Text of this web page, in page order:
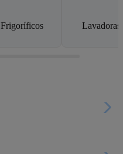
Frigoríficos Lavadoras